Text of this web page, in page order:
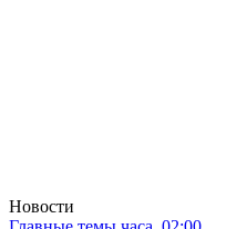
Новости